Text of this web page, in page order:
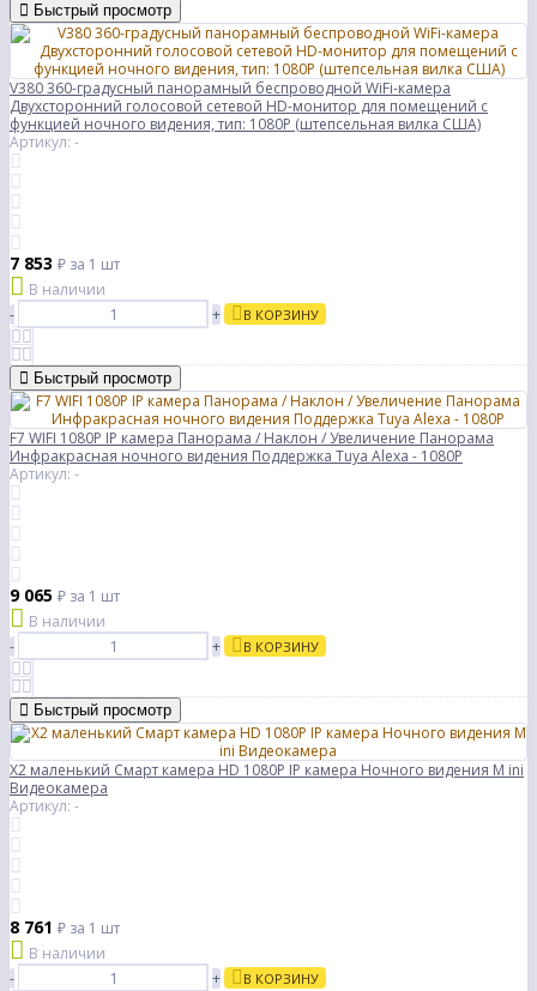
Быстрый просмотр
V380 360-градусный панорамный беспроводной WiFi-камера
Двухсторонний голосовой сетевой HD-монитор для помещений с
функцией ночного видения, тип: 1080P (штепсельная вилка США)
Артикул: -
7 853 ₽ за 1 шт
В наличии
-
+ В КОРЗИНУ
Быстрый просмотр
F7 WIFI 1080P IP камера Панорама / Наклон / Увеличение Панорама
Инфракрасная ночного видения Поддержка Tuya Alexa - 1080P
Артикул: -
9 065 ₽ за 1 шт
В наличии
-
+ В КОРЗИНУ
Быстрый просмотр
X2 маленький Смарт камера HD 1080P IP камера Ночного видения M ini
Видеокамера
Артикул: -
8 761 ₽ за 1 шт
В наличии
-
+ В КОРЗИНУ